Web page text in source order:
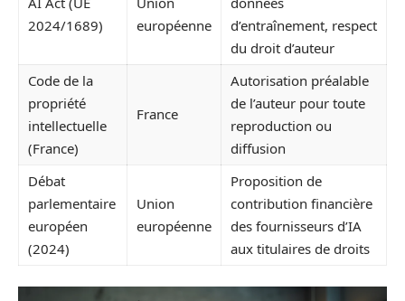
2024/1689)
européenne
d’entraînement, respect
du droit d’auteur
Code de la
propriété
intellectuelle
(France)
France
Autorisation préalable
de l’auteur pour toute
reproduction ou
diffusion
Débat
parlementaire
européen
(2024)
Union
européenne
Proposition de
contribution financière
des fournisseurs d’IA
aux titulaires de droits